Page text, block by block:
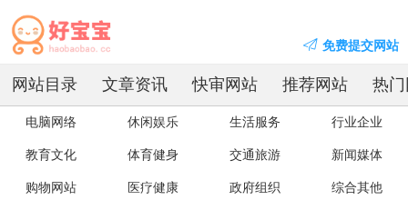
免费提交网站
网站目录 文章资讯 快审网站 推荐网站 热
电脑网络 休闲娱乐 生活服务 行业企业
教育文化 体育健身 交通旅游 新闻媒体
购物网站 医疗健康 政府组织 综合其他